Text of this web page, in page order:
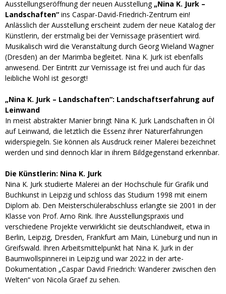
Ausstellungseröffnung der neuen Ausstellung„Nina K. Jurk –
Landschaften“ ins Caspar-David-Friedrich-Zentrum ein!
Anlässlich der Ausstellung erscheint zudem der neue Katalog der
Künstlerin, der erstmalig bei der Vernissage präsentiert wird.
Musikalisch wird die Veranstaltung durch Georg Wieland Wagner
(Dresden) an der Marimba begleitet. Nina K. Jurk ist ebenfalls
anwesend. Der Eintritt zur Vernissage ist frei und auch für das
leibliche Wohl ist gesorgt!
„Nina K. Jurk – Landschaften“: Landschaftserfahrung auf
Leinwand
In meist abstrakter Manier bringt Nina K. Jurk Landschaften in Öl
auf Leinwand, die letztlich die Essenz ihrer Naturerfahrungen
widerspiegeln. Sie können als Ausdruck reiner Malerei bezeichnet
werden und sind dennoch klar in ihrem Bildgegenstand erkennbar.
Die Künstlerin: Nina K. Jurk
Nina K. Jurk studierte Malerei an der Hochschule für Grafik und
Buchkunst in Leipzig und schloss das Studium 1998 mit einem
Diplom ab. Den Meisterschülerabschluss erlangte sie 2001 in der
Klasse von Prof. Arno Rink. Ihre Ausstellungspraxis und
verschiedene Projekte verwirklicht sie deutschlandweit, etwa in
Berlin, Leipzig, Dresden, Frankfurt am Main, Lüneburg und nun in
Greifswald. Ihren Arbeitsmittelpunkt hat Nina K. Jurk in der
Baumwollspinnerei in Leipzig und war 2022 in der arte-
Dokumentation „Caspar David Friedrich: Wanderer zwischen den
Welten“ von Nicola Graef zu sehen.